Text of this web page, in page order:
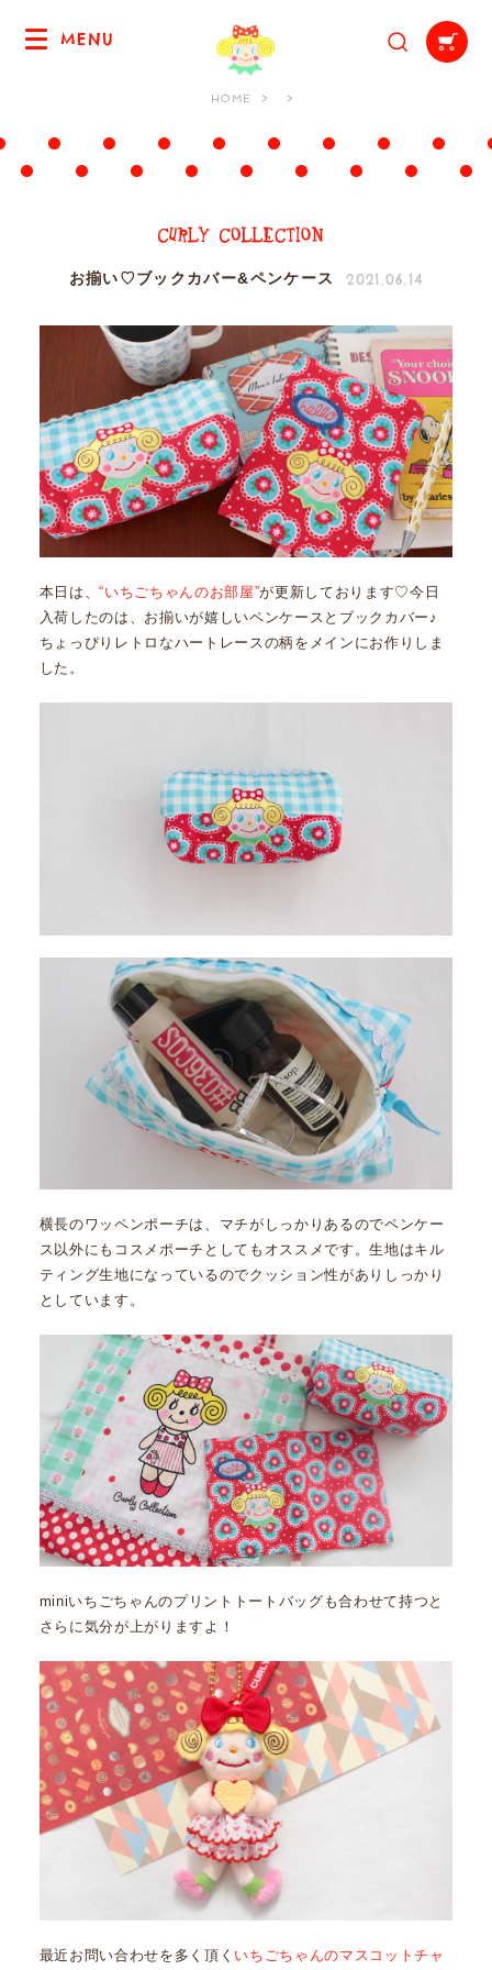
MENU
HOME
お揃い♡ブックカバー&ペンケース 2021.06.14
本日は、“いちごちゃんのお部屋”が更新しております♡今日
入荷したのは、お揃いが嬉しいペンケースとブックカバー♪
ちょっぴりレトロなハートレースの柄をメインにお作りしま
した。
横長のワッペンポーチは、マチがしっかりあるのでペンケー
ス以外にもコスメポーチとしてもオススメです。生地はキル
ティング生地になっているのでクッション性がありしっかり
としています。
miniいちごちゃんのプリントトートバッグも合わせて持つと
さらに気分が上がりますよ！
最近お問い合わせを多く頂く いちごちゃんのマスコットチャ